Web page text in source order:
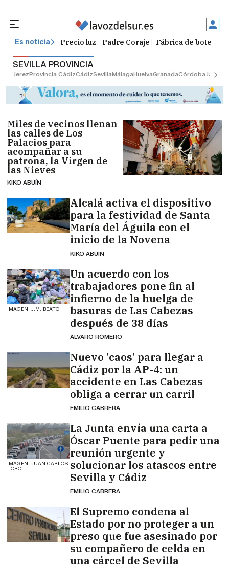
Es noticia Precio luz Padre Coraje Fábrica de botellas
SEVILLA PROVINCIA
JerezProvincia CádizCádizSevillaMálagaHuelvaGranadaCórdobaJaén
Miles de vecinos llenan
las calles de Los
Palacios para
acompañar a su
patrona, la Virgen de
las Nieves
KIKO ABUÍN
Alcalá activa el dispositivo
para la festividad de Santa
María del Águila con el
inicio de la Novena
KIKO ABUÍN
IMAGEN: J.M. BEATO
Un acuerdo con los
trabajadores pone fin al
infierno de la huelga de
basuras de Las Cabezas
después de 38 días
ÁLVARO ROMERO
Nuevo 'caos' para llegar a
Cádiz por la AP-4: un
accidente en Las Cabezas
obliga a cerrar un carril
EMILIO CABRERA
IMAGEN: JUAN CARLOS
TORO
La Junta envía una carta a
Óscar Puente para pedir una
reunión urgente y
solucionar los atascos entre
Sevilla y Cádiz
EMILIO CABRERA
El Supremo condena al
Estado por no proteger a un
preso que fue asesinado por
su compañero de celda en
una cárcel de Sevilla